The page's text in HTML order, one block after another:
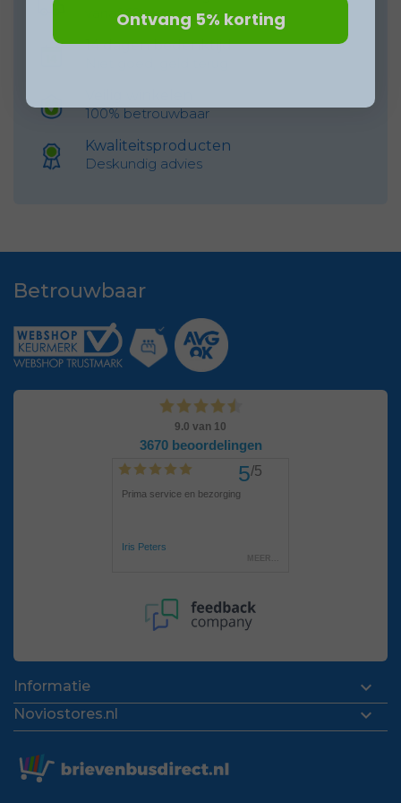
vanaf 69 euro
14 dagen bedenktijd
100% betrouwbaar
Kwaliteitsproducten
Deskundig advies
Betrouwbaar
Informatie 
Noviostores.nl 
Ontvang 5% korting